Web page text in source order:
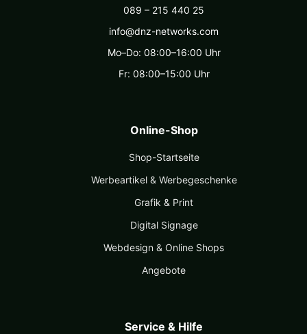
089 – 215 440 25
info@dnz-networks.com
Mo–Do: 08:00–16:00 Uhr
Fr: 08:00–15:00 Uhr
Online-Shop
Shop-Startseite
Werbeartikel & Werbegeschenke
Grafik & Print
Digital Signage
Webdesign & Online Shops
Angebote
Service & Hilfe